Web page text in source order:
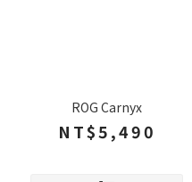
ROG Carnyx
NT$5,490